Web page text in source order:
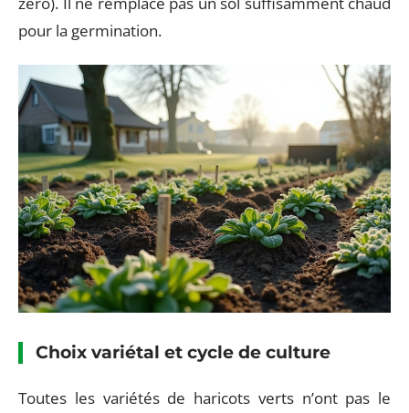
pour la germination.
Choix variétal et cycle de culture
Toutes les variétés de haricots verts n’ont pas le